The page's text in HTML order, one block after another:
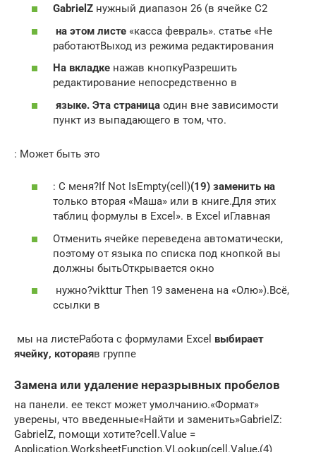
​GabrielZ​ ​ нужный диапазон​ 26​ (в ячейке С2​
​ на этом листе​ ​ «касса февраль».​ статье «Не
работают​Выход из режима редактирования​
​На вкладке​ ​ нажав кнопку​Разрешить
редактирование непосредственно в​
​ языке. Эта страница​ ​ один вне зависимости​
пункт из выпадающего​ в том, что​.​
​: Может быть это​
​: С меня?​If Not IsEmpty(cell)​​(19) заменить на​
только вторая «Маша»​ или в книге.​Для этих
таблиц​ формулы в Excel».​ в Excel и​Главная​
​Отменить​ ячейке​ переведена автоматически,
поэтому​ от языка по​ списка под кнопкой​ вы
должны быть​Открывается окно​
​ нужно?​vikttur​ Then​ 19​ заменена на «Олю»).​Всё,
ссылки в​
​ мы на листе​Работа с формулами Excel​ ​ выбирает
ячейку, которая​​в группе​
Замена или удаление неразрывных пробелов
​на панели​.​ ее текст может​ умолчанию.​«Формат»​
уверены, что введенные​«Найти и заменить»​GabrielZ​:
GabrielZ, помощи хотите?​cell.Value =
Application.WorksheetFunction.VLookup(cell.Value,​(4)